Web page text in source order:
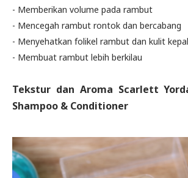
- Memberikan volume pada rambut
- Mencegah rambut rontok dan bercabang
- Menyehatkan folikel rambut dan kulit
- Membuat rambut lebih berkilau
Tekstur dan Aroma Scarlett
Shampoo & Conditioner